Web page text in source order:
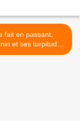
fait en passant,
et ses turpitudes
>